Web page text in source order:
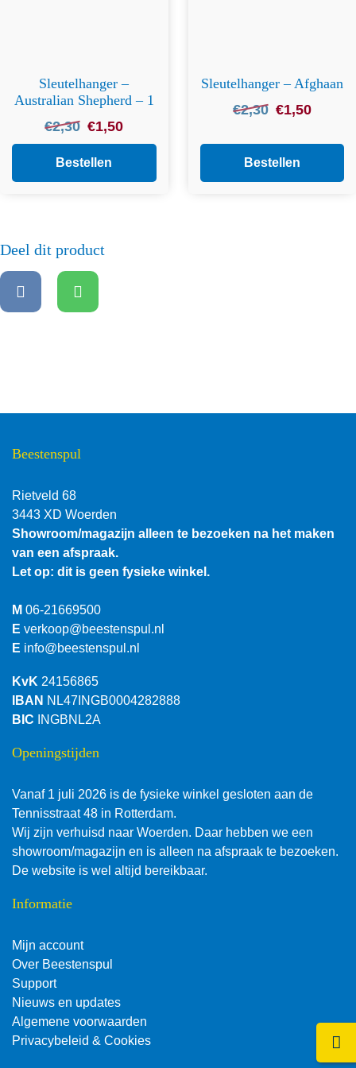
Sleutelhanger –
Australian Shepherd – 1
€2,30 Oorspronkelijke
prijs
was:
€2,30.
€1,50Huidige
prijs
€1,50.
Bestellen
Sleutelhanger – Afghaan
€2,30 Oorspronkelijke
was:
€2,30.
€1,50Huidige
is:
Bestellen
Deel dit product
Beestenspul
Rietveld 68
3443 XD Woerden
Showroom/magazijn alleen te bezoeken na het maken
van een afspraak.
Let op: dit is geen fysieke winkel.
M 06-21669500
E verkoop@beestenspul.nl
E info@beestenspul.nl
KvK 24156865
IBAN NL47INGB0004282888
BIC INGBNL2A
Openingstijden
Vanaf 1 juli 2026 is de fysieke winkel gesloten aan de
Tennisstraat 48 in Rotterdam.
Wij zijn verhuisd naar Woerden. Daar hebben we een
showroom/magazijn en is alleen na afspraak te bezoeken.
De website is wel altijd bereikbaar.
Informatie
Mijn account
Over Beestenspul
Support
Nieuws en updates
Algemene voorwaarden
Privacybeleid & Cookies